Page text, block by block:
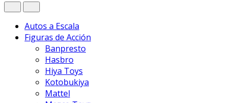
Autos a Escala
Figuras de Acción
Banpresto
Hasbro
Hiya Toys
Kotobukiya
Mattel